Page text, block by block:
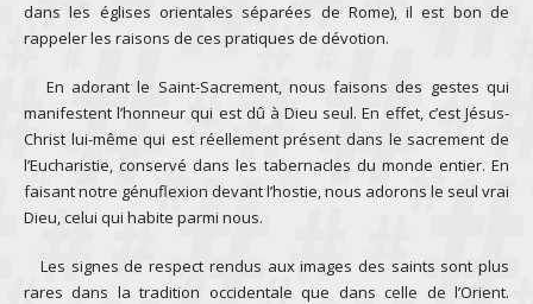
dans les églises orientales séparées de Rome), il est bon de
rappeler les raisons de ces pratiques de dévotion.
En adorant le Saint-Sacrement, nous faisons des gestes qui
manifestent l’honneur qui est dû à Dieu seul. En effet, c’est Jésus-
Christ lui-même qui est réellement présent dans le sacrement de
l’Eucharistie, conservé dans les tabernacles du monde entier. En
faisant notre génuflexion devant l’hostie, nous adorons le seul vrai
Dieu, celui qui habite parmi nous.
Les signes de respect rendus aux images des saints sont plus
rares dans la tradition occidentale que dans celle de l’Orient.